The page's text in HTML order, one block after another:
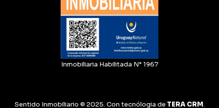
Inmobiliaria Habilitada N° 1967
Sentido Inmobiliario © 2025. Con tecnólogia de TERA CRM.